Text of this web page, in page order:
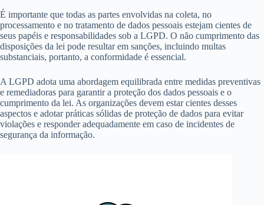
É importante que todas as partes envolvidas na coleta, no
processamento e no tratamento de dados pessoais estejam cientes de
seus papéis e responsabilidades sob a LGPD. O não cumprimento das
disposições da lei pode resultar em sanções, incluindo multas
substanciais, portanto, a conformidade é essencial.
A LGPD adota uma abordagem equilibrada entre medidas preventivas
e remediadoras para garantir a proteção dos dados pessoais e o
cumprimento da lei. As organizações devem estar cientes desses
aspectos e adotar práticas sólidas de proteção de dados para evitar
violações e responder adequadamente em caso de incidentes de
segurança da informação.